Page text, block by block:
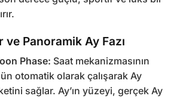
Panoramik Ay Fazı
Phase: Saat mekanizmasının
otomatik olarak çalışarak Ay
sağlar. Ay’ın yüzeyi, gerçek Ay